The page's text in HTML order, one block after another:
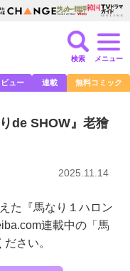
検索 メニュー
ュー 連載 無料コミック
de SHOW』老獪
2025.11.14
た『馬なり１ハロン
連載中の「馬
さい。